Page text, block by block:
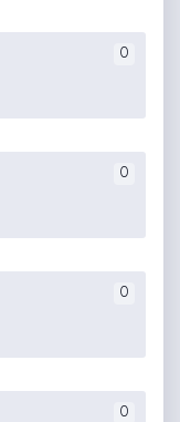
0
0
0
0